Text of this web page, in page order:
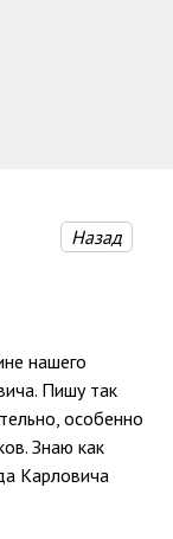
Назад
нашего
Пишу так
особенно
Знаю как
Карловича